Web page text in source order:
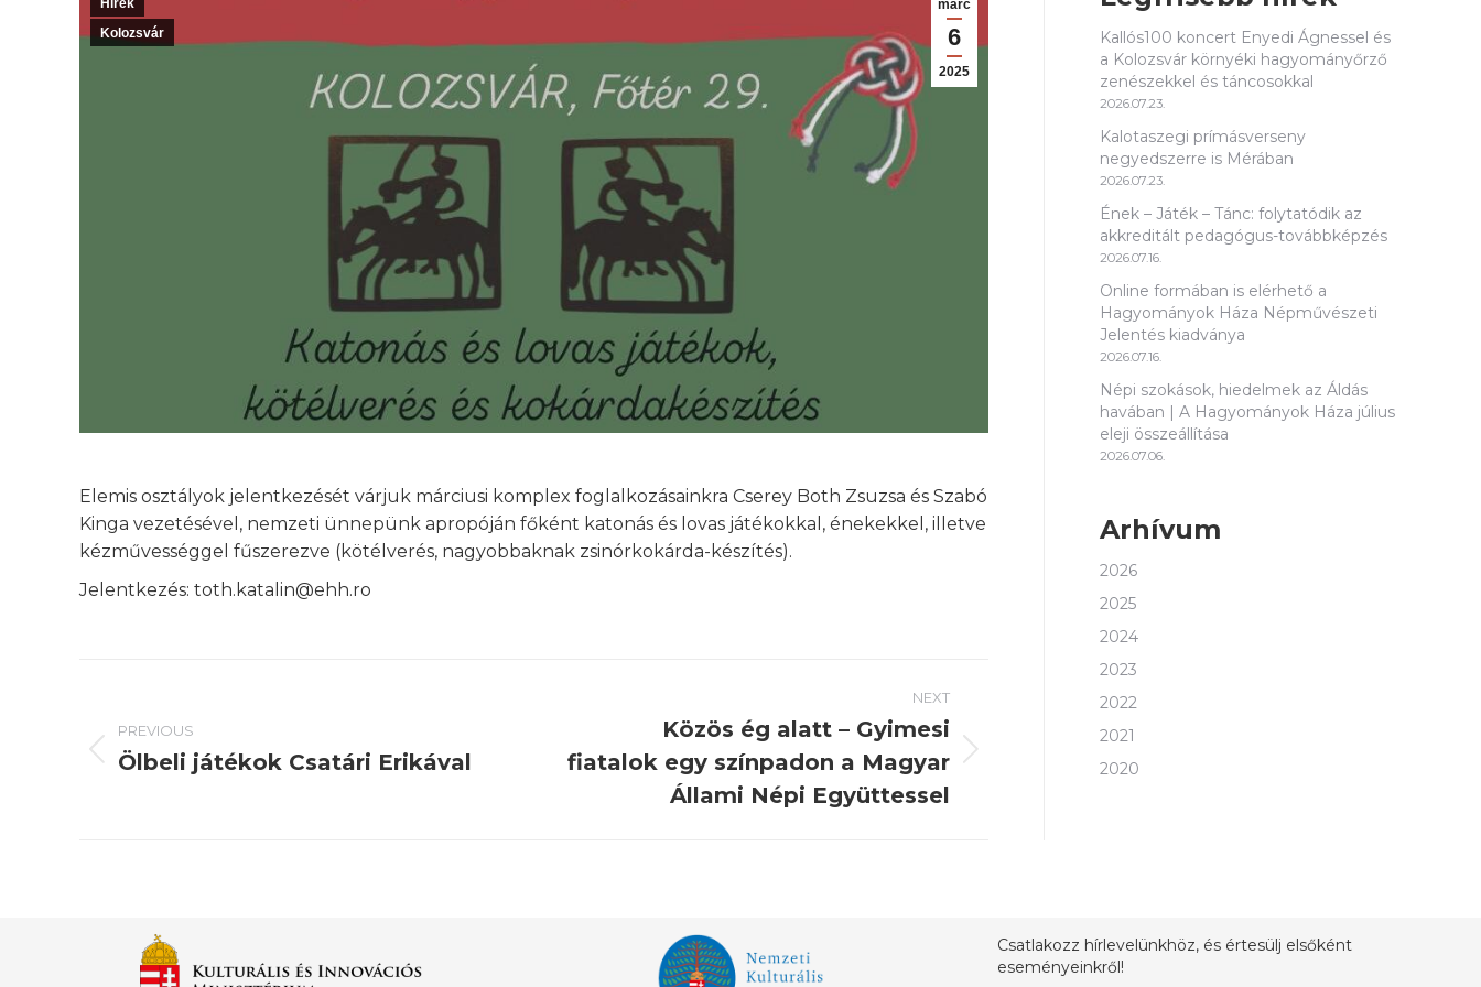
márc
6
2025
Hírek
Kolozsvár
Elemis osztályok jelentkezését várjuk márciusi komplex foglalkozásainkra Cserey Both Zsuzsa és Szabó
Kinga vezetésével, nemzeti ünnepünk apropóján főként katonás és lovas játékokkal, énekekkel, illetve
kézművességgel fűszerezve (kötélverés, nagyobbaknak zsinórkokárda-készítés).
Jelentkezés: toth.katalin@ehh.ro
navigation
PREVIOUS
Previous
Ölbeli játékok Csatári Erikával
NEXT
Next
Közös ég alatt – Gyimesi
fiatalok egy színpadon a Magyar
Állami Népi Együttessel
Kallós100 koncert Enyedi Ágnessel és
a Kolozsvár környéki hagyományőrző
zenészekkel és táncosokkal
2026.07.23.
Kalotaszegi prímásverseny
negyedszerre is Mérában
2026.07.23.
Ének – Játék – Tánc: folytatódik az
akkreditált pedagógus-továbbképzés
2026.07.16.
Online formában is elérhető a
Hagyományok Háza Népművészeti
Jelentés kiadványa
2026.07.16.
Népi szokások, hiedelmek az Áldás
havában | A Hagyományok Háza július
eleji összeállítása
2026.07.06.
Arhívum
2026
2025
2024
2023
2022
2021
2020
Csatlakozz hírlevelünkhöz, és értesülj elsőként
eseményeinkről!